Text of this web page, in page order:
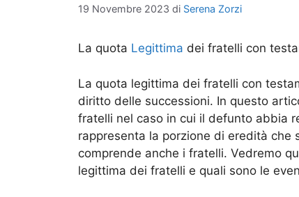
19 Novembre 2023 di Serena Zorzi
La quota Legittima dei fratelli con
La quota legittima dei fratelli con
diritto delle successioni. In questo
fratelli nel caso in cui il defunto abbia
rappresenta la porzione di eredità
comprende anche i fratelli. Vedremo
legittima dei fratelli e quali sono le